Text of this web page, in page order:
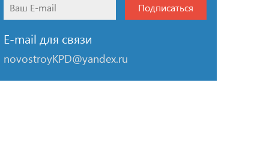
Подписаться
E-mail для связи
novostroyKPD@yandex.ru